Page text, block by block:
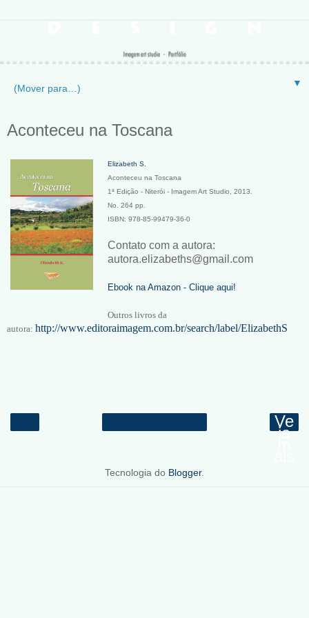
▼
Aconteceu na Toscana
Elizabeth S.
Aconteceu na Toscana
1ª Edição - Niterói - Imagem Art Studio, 2013.
No. 264 pp.
ISBN: 978-85-99479-36-0
Contato com a autora:
autora.elizabeths@gmail.com
Ebook na Amazon - Clique aqui!
Outros livros da
autora: http://www.editoraimagem.com.br/search/label/ElizabethS
Ve
ja
Tecnologia do Blogger.